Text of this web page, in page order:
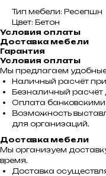
Тип мебели: Ресепшн
Цвет: Бетон
Условия оплаты
Доставка мебели
Гарантия
Условия оплаты
Мы предлагаем
Наличный расчёт
Безналичный
Оплата
Возможность
для организаций.
Доставка мебели
Мы организуем
время.
Доставка